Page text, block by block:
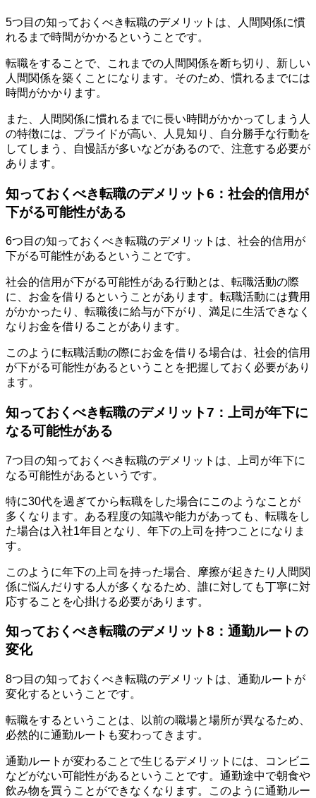
5つ目の知っておくべき転職のデメリットは、人間関係に慣
れるまで時間がかかるということです。
転職をすることで、これまでの人間関係を断ち切り、新しい
人間関係を築くことになります。そのため、慣れるまでには
時間がかかります。
また、人間関係に慣れるまでに長い時間がかかってしまう人
の特徴には、プライドが高い、人見知り、自分勝手な行動を
してしまう、自慢話が多いなどがあるので、注意する必要が
あります。
知っておくべき転職のデメリット6：社会的信用が
下がる可能性がある
6つ目の知っておくべき転職のデメリットは、社会的信用が
下がる可能性があるということです。
社会的信用が下がる可能性がある行動とは、転職活動の際
に、お金を借りるということがあります。転職活動には費用
がかかったり、転職後に給与が下がり、満足に生活できなく
なりお金を借りることがあります。
このように転職活動の際にお金を借りる場合は、社会的信用
が下がる可能性があるということを把握しておく必要があり
ます。
知っておくべき転職のデメリット7：上司が年下に
なる可能性がある
7つ目の知っておくべき転職のデメリットは、上司が年下に
なる可能性があるというです。
特に30代を過ぎてから転職をした場合にこのようなことが
多くなります。ある程度の知識や能力があっても、転職をし
た場合は入社1年目となり、年下の上司を持つことになりま
す。
このように年下の上司を持った場合、摩擦が起きたり人間関
係に悩んだりする人が多くなるため、誰に対しても丁寧に対
応することを心掛ける必要があります。
知っておくべき転職のデメリット8：通勤ルートの
変化
8つ目の知っておくべき転職のデメリットは、通勤ルートが
変化するということです。
転職をするということは、以前の職場と場所が異なるため、
必然的に通勤ルートも変わってきます。
通勤ルートが変わることで生じるデメリットには、コンビニ
などがない可能性があるということです。通勤途中で朝食や
飲み物を買うことができなくなります。このように通勤ルー